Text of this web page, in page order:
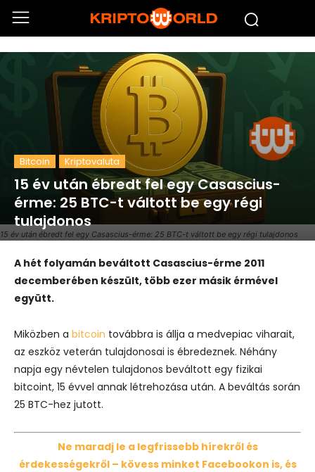
15 év után ébredt fel egy Casascius-érme: 25 BTC-t váltott be egy régi tulajdonos
Bitcoin Kriptovaluta
15 év után ébredt fel egy Casascius-
érme: 25 BTC-t váltott be egy régi
tulajdonos
A hét folyamán beváltott Casascius-érme 2011
decemberében készült, több ezer másik érmével
együtt.
Miközben a bitcoin továbbra is állja a medvepiac viharait,
az eszköz veterán tulajdonosai is ébredeznek. Néhány
napja egy névtelen tulajdonos beváltott egy fizikai
bitcoint, 15 évvel annak létrehozása után. A beváltás során
25 BTC-hez jutott.
Ne maradj le a legfrissebb hírekről és
érdekességekről – kövess minket Facebookon is, és